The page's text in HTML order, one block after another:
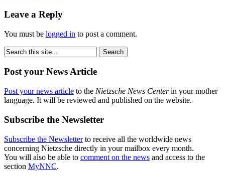
Leave a Reply
You must be logged in to post a comment.
Post your News Article
Post your news article to the Nietzsche News Centerin your mother
language. It will be reviewed and published on the website.
Subscribe the Newsletter
Subscribe the Newsletterto receive all the worldwide news
concerning Nietzsche directly in your mailbox every month.
You will also be able to comment on the news and access to the
section MyNNC.